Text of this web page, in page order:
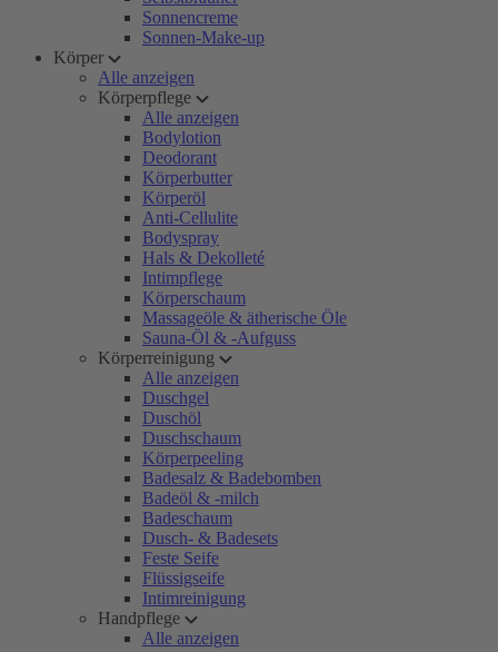
Sonnencreme
Sonnen-Make-up
Körper
Alle anzeigen
Körperpflege
Alle anzeigen
Bodylotion
Deodorant
Körperbutter
Körperöl
Anti-Cellulite
Bodyspray
Hals & Dekolleté
Intimpflege
Körperschaum
Massageöle & ätherische Öle
Sauna-Öl & -Aufguss
Körperreinigung
Alle anzeigen
Duschgel
Duschöl
Duschschaum
Körperpeeling
Badesalz & Badebomben
Badeöl & -milch
Badeschaum
Dusch- & Badesets
Feste Seife
Flüssigseife
Intimreinigung
Handpflege
Alle anzeigen